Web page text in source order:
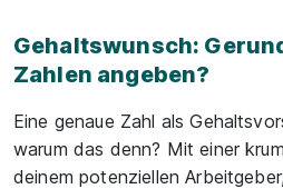
Gehaltswunsch:
Zahlen angeben?
Eine genaue Zahl als
warum das denn? Mit einer
deinem potenziellen